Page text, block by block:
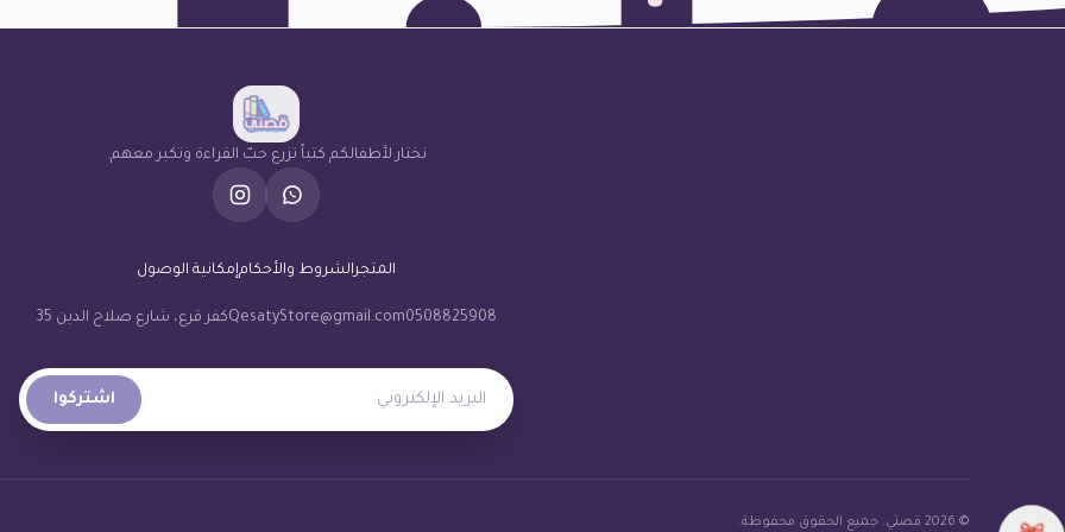
نختار لأطفالكم كتباً تزرع حبّ القراءة وتكبر معهم.
المتجرالشروط والأحكامإمكانية الوصول
0508825908
QesatyStore@gmail.comكفر قرع، شارع صلاح الدين 35
البريد الإلكتروني
اشتركوا
© 2026 قصتي. جميع الحقوق محفوظة.